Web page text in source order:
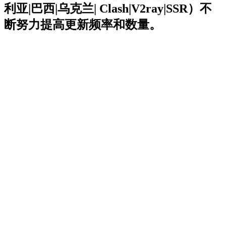
利亚|巴西|乌克兰| Clash|V2ray|SSR）不
断努力提高更新频率和数量。